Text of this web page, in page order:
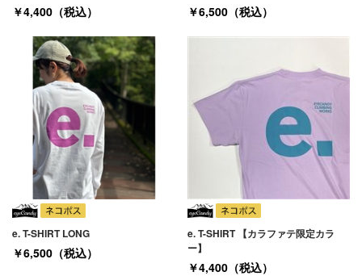
￥4,400（税込） ￥6,500（税込）
e. T-SHIRT LONG
￥6,500（税込）
e. T-SHIRT 【カラファテ限定カラ
ー】
￥4,400（税込）